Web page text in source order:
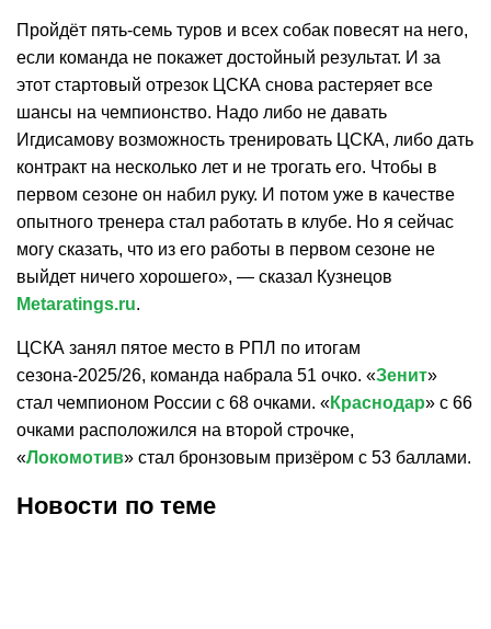
Пройдёт пять-семь туров и всех собак повесят на него,
если команда не покажет достойный результат. И за
этот стартовый отрезок ЦСКА снова растеряет все
шансы на чемпионство. Надо либо не давать
Игдисамову возможность тренировать ЦСКА, либо дать
контракт на несколько лет и не трогать его. Чтобы в
первом сезоне он набил руку. И потом уже в качестве
опытного тренера стал работать в клубе. Но я сейчас
могу сказать, что из его работы в первом сезоне не
выйдет ничего хорошего», — сказал Кузнецов
Metaratings.ru.
ЦСКА занял пятое место в РПЛ по итогам
сезона-2025/26, команда набрала 51 очко. «Зенит»
стал чемпионом России с 68 очками. «Краснодар» с 66
очками расположился на второй строчке,
«Локомотив» стал бронзовым призёром с 53 баллами.
Новости по теме